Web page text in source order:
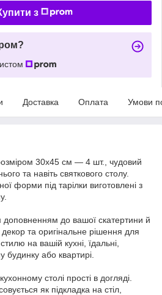
з
Доставка Оплата Умови
30x45 см — 4 шт., чудовий
та навіть святкового столу.
форми під тарілки виготовлені з
доповненням до вашої скатертини й
декор та оригінальне рішення для
на вашій кухні, їдальні,
будинку або квартирі.
столі прості в догляді.
як підкладка на стіл,